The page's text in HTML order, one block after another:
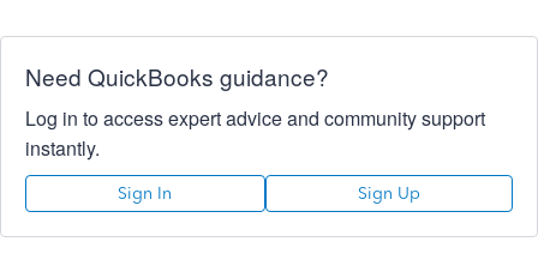
Need QuickBooks guidance?
Log in to access expert advice and community support
instantly.
Sign In Sign Up